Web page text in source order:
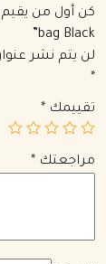
bag Black”
لن يتم نشر
*
تقييمك *
مراجعتك *